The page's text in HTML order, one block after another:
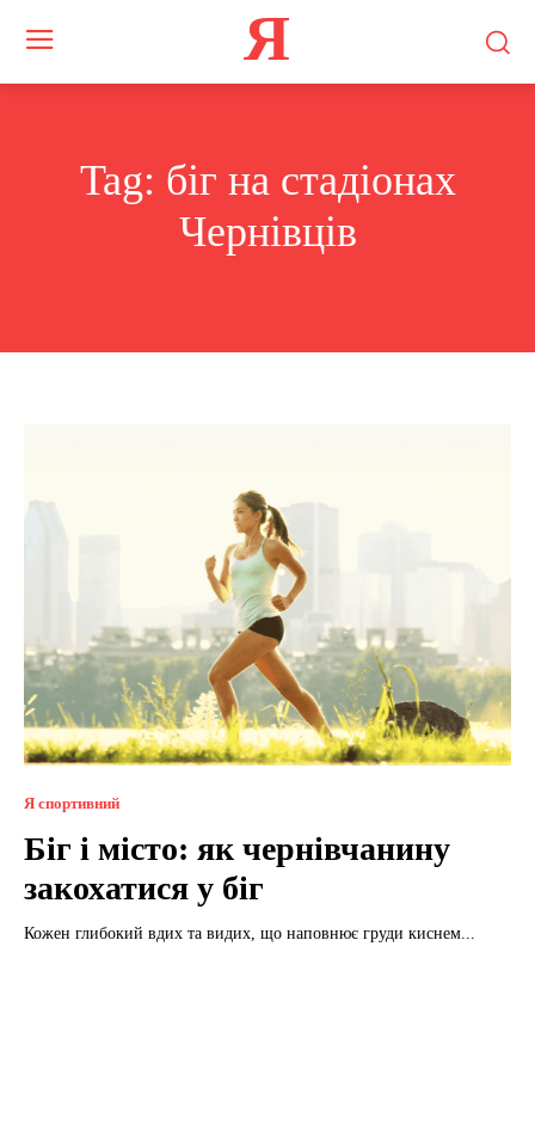
Я
Tag: біг на стадіонах
Чернівців
Я спортивний
Біг і місто: як чернівчанину
закохатися у біг
Кожен глибокий вдих та видих, що наповнює груди киснем...